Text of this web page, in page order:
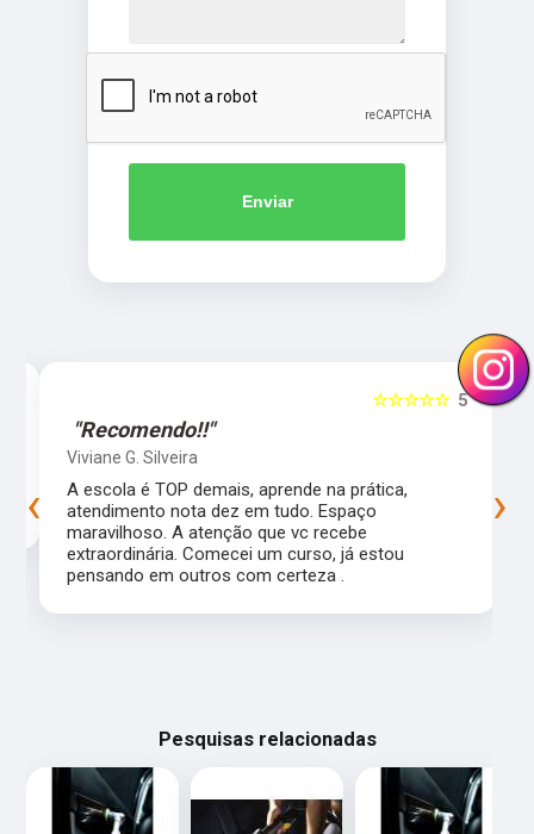
Enviar
5
☆☆☆☆☆
"Recomendo!!"
Viviane G. Silveira
A escola é TOP demais, aprende na prática,
atendimento nota dez em tudo. Espaço
maravilhoso. A atenção que vc recebe
extraordinária. Comecei um curso, já estou
pensando em outros com certeza .
‹ ›
Pesquisas relacionadas